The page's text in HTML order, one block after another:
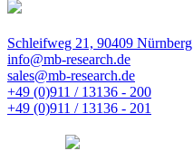
Schleifweg 21, 90409 Nürnberg
info@mb-research.de
sales@mb-research.de
+49 (0)911 / 13136 - 200
+49 (0)911 / 13136 - 201